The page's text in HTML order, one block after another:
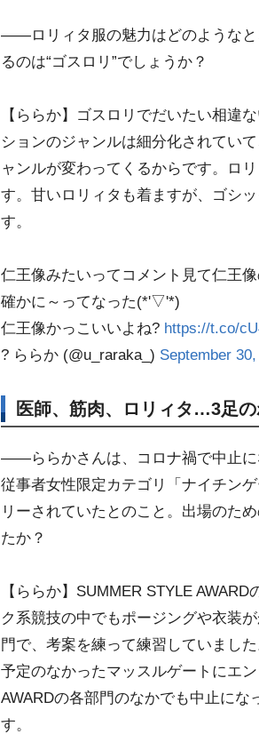
――ロリィタ服の魅力はどのようなと
るのは“ゴスロリ”でしょうか？
【ららか】ゴスロリでだいたい相違
ションのジャンルは細分化されてい
ャンルが変わってくるからです。ロ
す。甘いロリィタも着ますが、ゴシ
す。
仁王像みたいってコメント見て仁王
確かに～ってなった(*'▽'*)
仁王像かっこいいよね? https://t.co/
? ららか (@u_raraka_) September
医師、筋肉、ロリィタ…3足の
――ららかさんは、コロナ禍で中止に
従事者女性限定カテゴリ「ナイチン
リーされていたとのこと。出場のた
たか？
【ららか】SUMMER STYLE
ク系競技の中でもポージングや衣装
門で、考案を練って練習していまし
予定のなかったマッスルゲートにエ
AWARDの各部門のなかでも中止に
す。